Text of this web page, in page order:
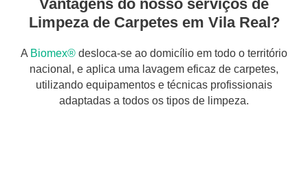
Vantagens do nosso serviços de
Limpeza de Carpetes em Vila Real?
A Biomex® desloca-se ao domicílio em todo o território
nacional, e aplica uma lavagem eficaz de carpetes,
utilizando equipamentos e técnicas profissionais
adaptadas a todos os tipos de limpeza.